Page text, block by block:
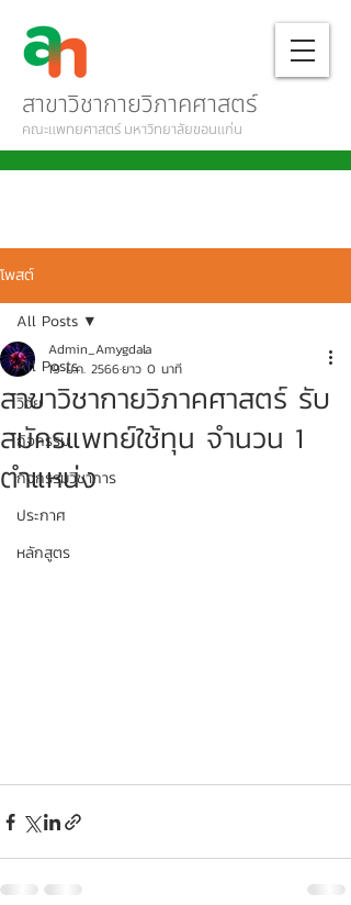
สาขาวิชากายวิภาคศาสตร์
คณะแพทยศาสตร์ มหาวิทยาลัยขอนแก่น
โพสต์
All Posts
วิจัย
กิจกรรม
กิจกรรมวิชาการ
ประกาศ
หลักสูตร
All Posts
สาขาวิชากายวิภาคศาสตร์ รับ
สมัครแพทย์ใช้ทุน จำนวน 1
ตำแหน่ง
Admin_Amygdala
19 ม.ค. 2566ยาว 0 นาที